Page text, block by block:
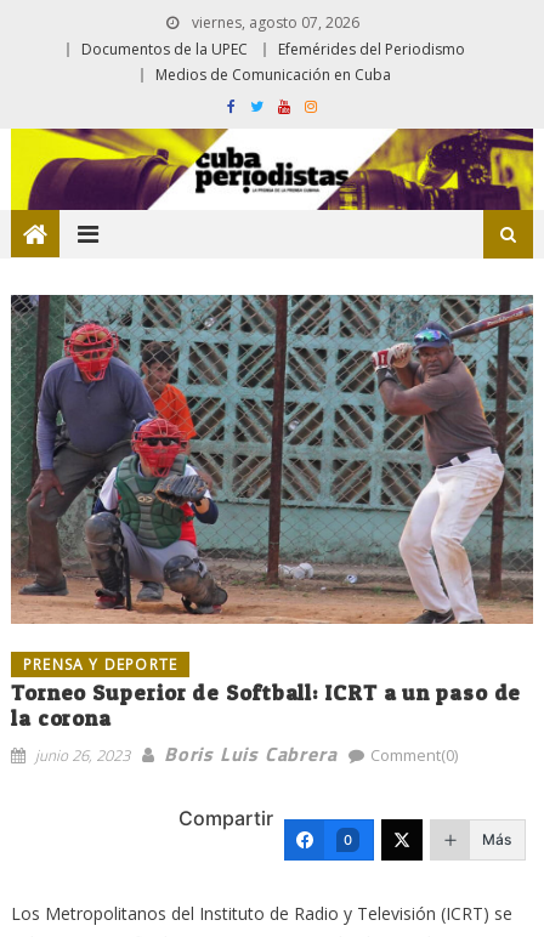
viernes, agosto 07, 2026
Documentos de la UPEC
Efemérides del Periodismo
Medios de Comunicación en Cuba
PRENSA Y DEPORTE
Torneo Superior de Softball: ICRT a un paso de
la corona
junio 26, 2023 Boris Luis Cabrera Comment(0)
Compartir
0 Más
Los Metropolitanos del Instituto de Radio y Televisión (ICRT) se